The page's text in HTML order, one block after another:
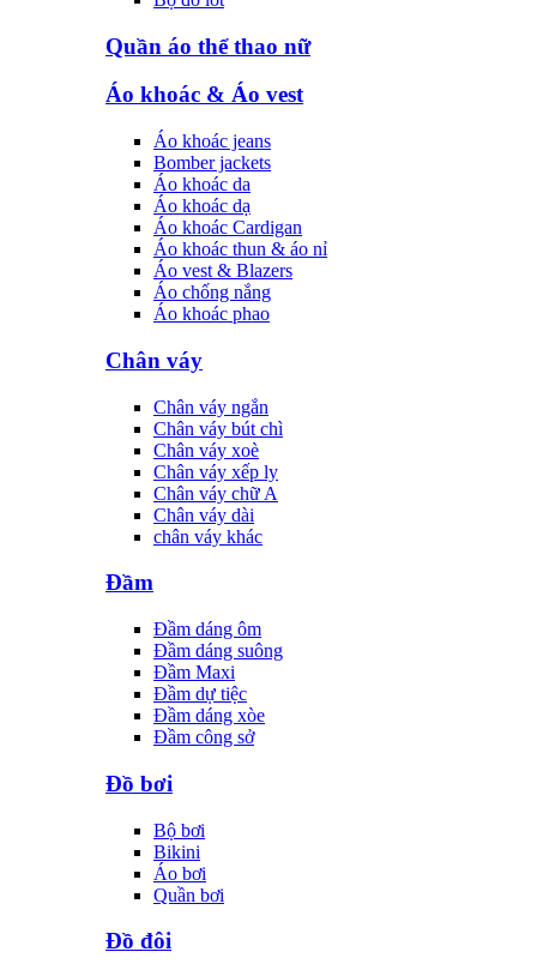
Quần áo thể thao nữ
Áo khoác & Áo vest
Áo khoác jeans
Bomber jackets
Áo khoác da
Áo khoác dạ
Áo khoác Cardigan
Áo khoác thun & áo nỉ
Áo vest & Blazers
Áo chống nắng
Áo khoác phao
Chân váy
Chân váy ngắn
Chân váy bút chì
Chân váy xoè
Chân váy xếp ly
Chân váy chữ A
Chân váy dài
chân váy khác
Đầm
Đầm dáng ôm
Đầm dáng suông
Đầm Maxi
Đầm dự tiệc
Đầm dáng xòe
Đầm công sở
Đồ bơi
Bộ bơi
Bikini
Áo bơi
Quần bơi
Đồ đôi